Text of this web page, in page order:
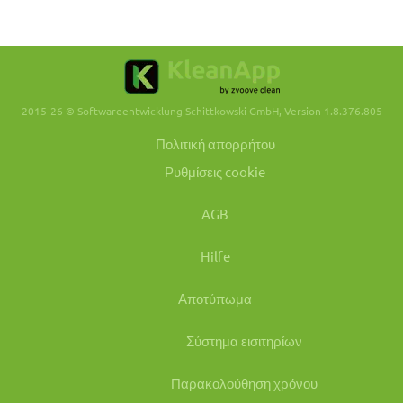
2015-26 © Softwareentwicklung Schittkowski GmbH, Version 1.8.376.805
Πολιτική απορρήτου
Ρυθμίσεις cookie
AGB
Hilfe
Αποτύπωμα
Σύστημα εισιτηρίων
Παρακολούθηση χρόνου